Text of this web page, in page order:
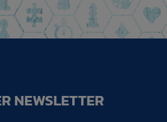
NEWSLETTER